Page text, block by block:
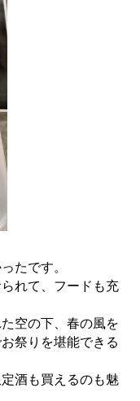
たです。
れて、 フードも充
空の下、春の風を
祭りを堪能できる
酒も買えるのも魅